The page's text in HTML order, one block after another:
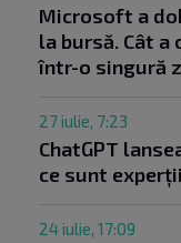
Microsoft a
la bursă. Cât
într-o singură
27 iulie, 7:23
ChatGPT
ce sunt
24 iulie, 17:09